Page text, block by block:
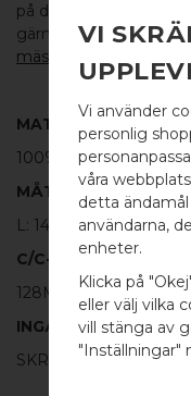
BB
Välj land /
på dina
gärna med andra
mässing
MATERIAL
100% POLERAD
MÅTT
L: 143MM H: 40MM
C/C-MÅTT
128MM
INGÅR
SKRUV FÖR LUCKA:
VI
Vi använder
personlig
våra
detta
användarna,
enheter.
Klicka på
eller välj vilka
vill stänga av
"Inställningar"